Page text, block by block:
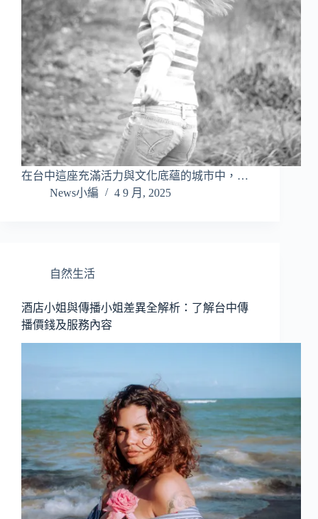
在台中這座充滿活力與文化底蘊的城市中，…
News小編
4 9 月, 2025
自然生活
酒店小姐與傳播小姐差異全解析：了解台中傳
播價錢及服務內容